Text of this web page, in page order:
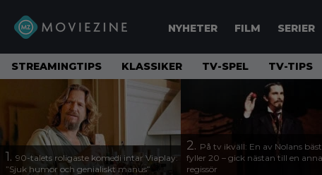
NYHETER FILM SERIER
STREAMINGTIPS KLASSIKER TV-SPEL TV-TIPS
1. 90-talets roligaste komedi intar Viaplay:
”Sjuk humor och genialiskt manus”
2. På tv ikväll: En av Nolans
fyller 20 – gick nästan till en
regissör